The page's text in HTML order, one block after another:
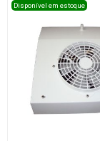
Disponível em estoque